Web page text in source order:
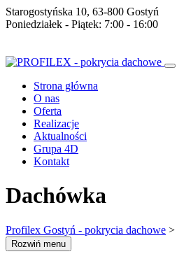
Starogostyńska 10, 63-800 Gostyń
Poniedziałek - Piątek: 7:00 - 16:00
Strona główna
O nas
Oferta
Realizacje
Aktualności
Grupa 4D
Kontakt
Dachówka
Profilex Gostyń - pokrycia dachowe >
Rozwiń menu